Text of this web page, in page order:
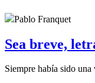
Pablo Franquet
Sea breve,
Siempre había sido